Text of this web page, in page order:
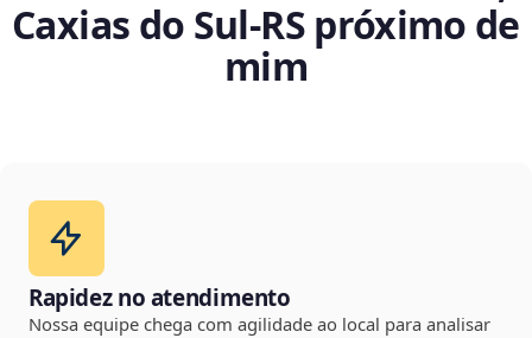
Caxias do Sul‑RS próximo de
mim
Rapidez no atendimento
Nossa equipe chega com agilidade ao local para analisar